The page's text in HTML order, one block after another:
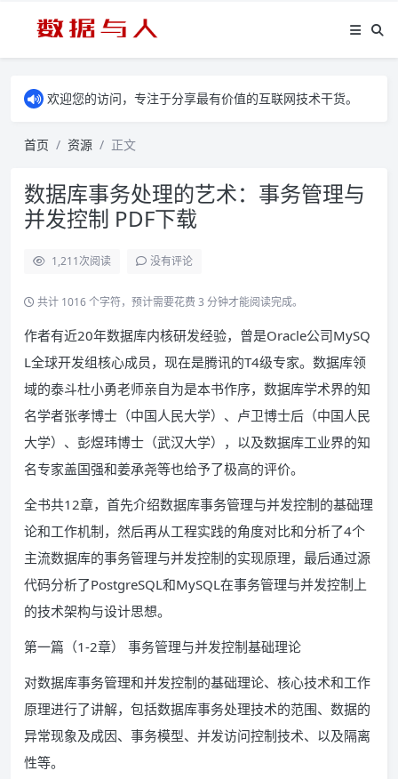
欢迎您的访问，专注于分享最有价值的互联网技术干货。
首页 资源 正文
数据库事务处理的艺术：事务管理与
并发控制 PDF下载
1,211次阅读 没有评论
共计 1016 个字符，预计需要花费 3 分钟才能阅读完成。
作者有近20年数据库内核研发经验，曾是Oracle公司MySQ
L全球开发组核心成员，现在是腾讯的T4级专家。数据库领
域的泰斗杜小勇老师亲自为是本书作序，数据库学术界的知
名学者张孝博士（中国人民大学）、卢卫博士后（中国人民
大学）、彭煜玮博士（武汉大学），以及数据库工业界的知
名专家盖国强和姜承尧等也给予了极高的评价。
全书共12章，首先介绍数据库事务管理与并发控制的基础理
论和工作机制，然后再从工程实践的角度对比和分析了4个
主流数据库的事务管理与并发控制的实现原理，最后通过源
代码分析了PostgreSQL和MySQL在事务管理与并发控制上
的技术架构与设计思想。
第一篇（1-2章） 事务管理与并发控制基础理论
对数据库事务管理和并发控制的基础理论、核心技术和工作
原理进行了讲解，包括数据库事务处理技术的范围、数据的
异常现象及成因、事务模型、并发访问控制技术、以及隔离
性等。